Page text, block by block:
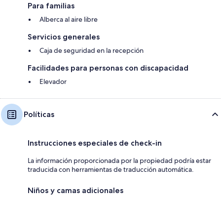
Para familias
Alberca al aire libre
Servicios generales
Caja de seguridad en la recepción
Facilidades para personas con discapacidad
Elevador
Políticas
Instrucciones especiales de check-in
La información proporcionada por la propiedad podría estar
traducida con herramientas de traducción automática.
Niños y camas adicionales